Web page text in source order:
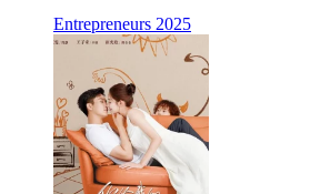
Entrepreneurs 2025